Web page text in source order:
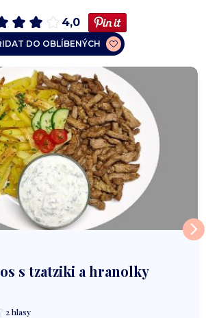
4,0
DO OBLÍBENÝCH
s tzatziki a hranolky
2 hlasy